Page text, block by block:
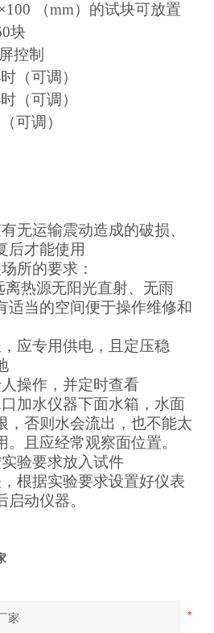
（mm）的试块可放置
块
控制
（可调）
（可调）
可调）
无运输震动造成的破损、
后才能使用
所的要求：
离热源无阳光直射、无雨
适当的空间便于操作维修和
应专用供电，且定压稳
操作，并定时查看
加水仪器下面水箱，水面
，否则水会流出，也不能太
。且应经常观察面位置。
验要求放入试件
根据实验要求设置好仪表
动仪器。